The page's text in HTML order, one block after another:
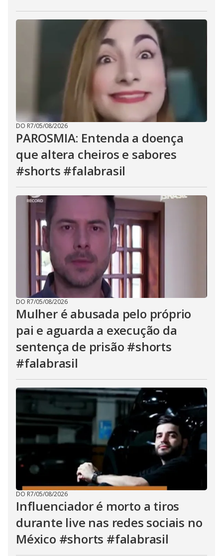
DO R7/05/08/2026
PAROSMIA: Entenda a doença
que altera cheiros e sabores
#shorts #falabrasil
DO R7/05/08/2026
Mulher é abusada pelo próprio
pai e aguarda a execução da
sentença de prisão #shorts
#falabrasil
DO R7/05/08/2026
Influenciador é morto a tiros
durante live nas redes sociais no
México #shorts #falabrasil